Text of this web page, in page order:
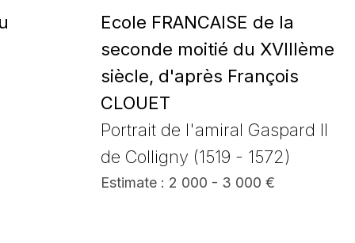
Ecole FRANCAISE de la
seconde moitié du XVIIIème
siècle, d'après François
CLOUET
Portrait de l'amiral Gaspard II
de Colligny (1519 - 1572)
Estimate : 2 000 - 3 000 €